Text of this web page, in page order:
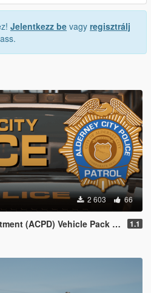
Jelentkezz be vagy regisztrálj
2 603 66
Pack [Add-On | Map-Edit | LCPP] 1.1